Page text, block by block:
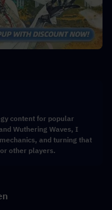
content for popular
Wuthering Waves, I
and turning that
other players.